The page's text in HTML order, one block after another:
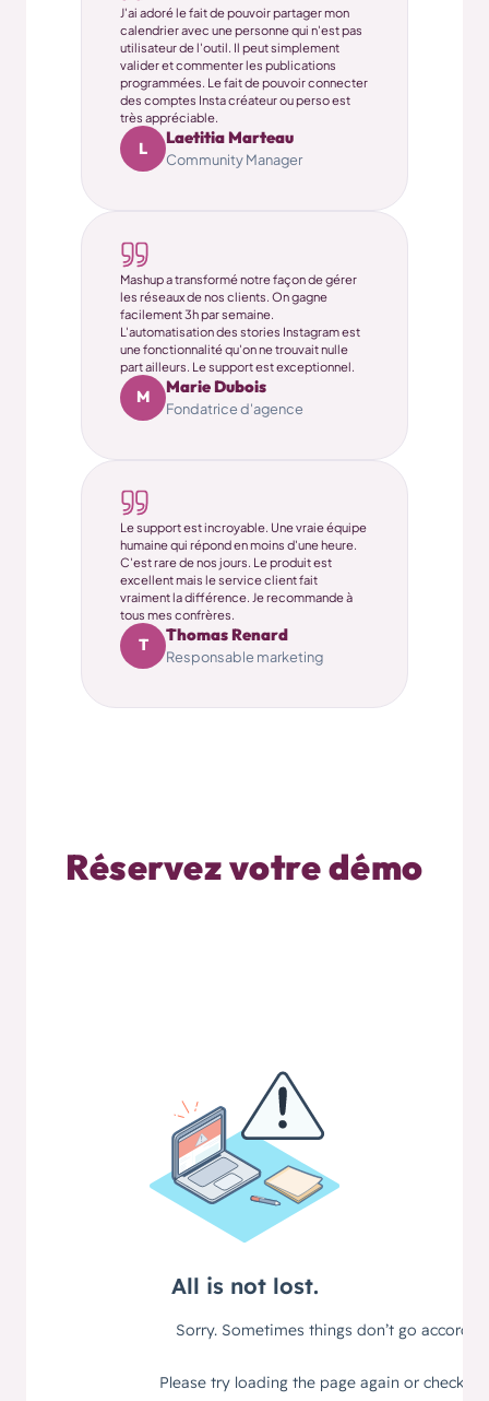
J'ai adoré le fait de pouvoir partager mon
calendrier avec une personne qui n'est pas
utilisateur de l'outil. Il peut simplement
valider et commenter les publications
programmées. Le fait de pouvoir connecter
des comptes Insta créateur ou perso est
très appréciable.
L
Laetitia Marteau
Community Manager
Mashup a transformé notre façon de gérer
les réseaux de nos clients. On gagne
facilement 3h par semaine.
L'automatisation des stories Instagram est
une fonctionnalité qu'on ne trouvait nulle
part ailleurs. Le support est exceptionnel.
M
Marie Dubois
Fondatrice d'agence
Le support est incroyable. Une vraie équipe
humaine qui répond en moins d'une heure.
C'est rare de nos jours. Le produit est
excellent mais le service client fait
vraiment la différence. Je recommande à
tous mes confrères.
T
Thomas Renard
Responsable marketing
Réservez votre démo